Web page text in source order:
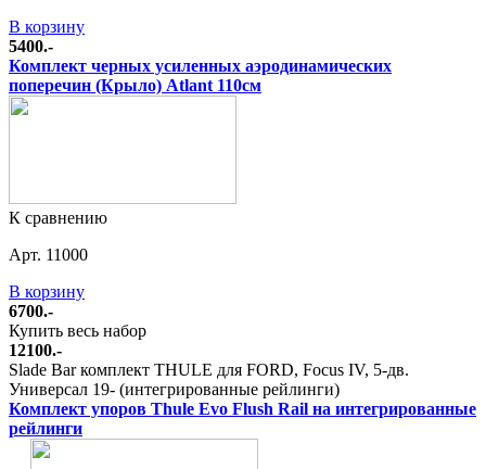
В корзину
5400.-
Комплект черных усиленных аэродинамических
поперечин (Крыло) Atlant 110см
К сравнению
Арт. 11000
В корзину
6700.-
Купить весь набор
12100.-
Slade Bar комплект THULE для FORD, Focus IV, 5-дв.
Универсал 19- (интегрированные рейлинги)
Комплект упоров Thule Evo Flush Rail на интегрированные
рейлинги